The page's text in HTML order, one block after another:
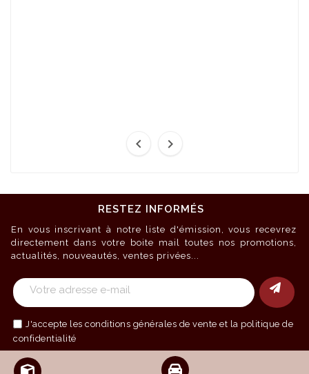
 
RESTEZ INFORMÉS
En vous inscrivant à notre liste d'émission, vous recevrez
directement dans votre boite mail toutes nos promotions,
actualités, nouveautés, ventes privées...
J'accepte les conditions générales de vente et la politique de
confidentialité